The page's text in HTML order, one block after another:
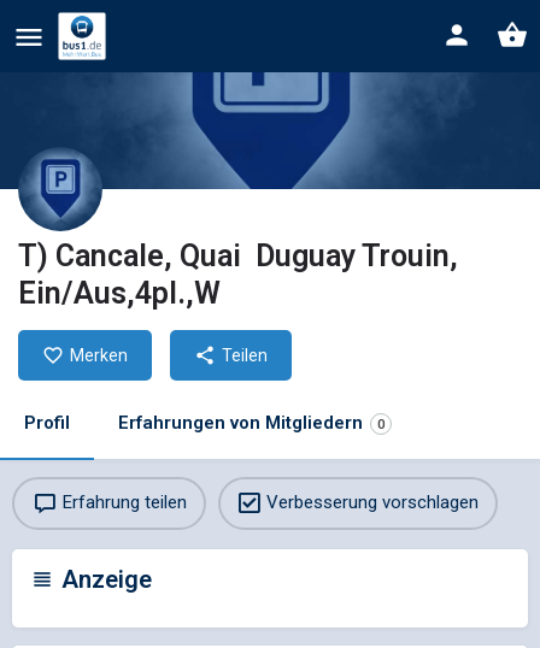
T) Cancale, Quai Duguay Trouin,
Ein/Aus,4pl.,W
Merken Teilen
Profil Erfahrungen von Mitgliedern 0
Erfahrung teilen Verbesserung vorschlagen
Anzeige